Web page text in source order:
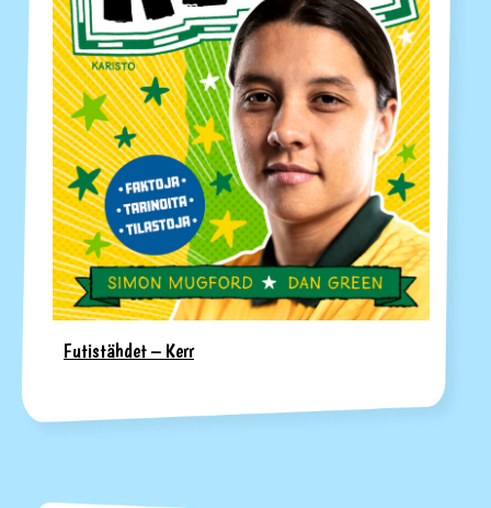
Futistähdet – Kerr